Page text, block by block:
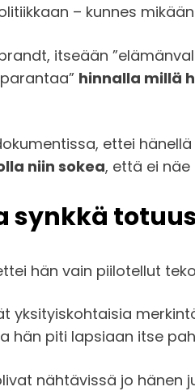
– kunnes
itseään
hinnalla millä
ettei
niin sokea, että ei
synkkä
hän vain piilotellut
yksityiskohtaisia
hän piti lapsiaan itse
nähtävissä jo hänen